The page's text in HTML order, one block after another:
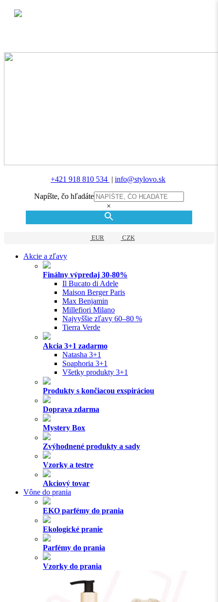
+421 918 810 534 | info@stylovo.sk
Napíšte, čo hľadáte
×
EUR CZK
Akcie a zľavy
Finálny výpredaj 30-80%
Il Bucato di Adele
Maison Berger Paris
Max Benjamin
Millefiori Milano
Najvyššie zľavy 60–80 %
Tierra Verde
Akcia 3+1 zadarmo
Natasha 3+1
Soaphoria 3+1
Všetky produkty 3+1
Produkty s končiacou exspiráciou
Doprava zdarma
Mystery Box
Zvýhodnené produkty a sady
Vzorky a testre
Akciový tovar
Vône do prania
EKO parfémy do prania
Ekologické pranie
Parfémy do prania
Vzorky do prania